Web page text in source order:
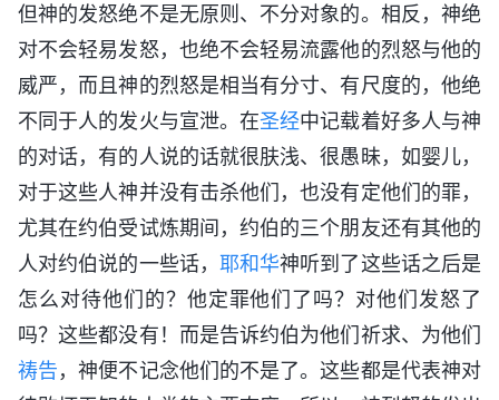
但神的发怒绝不是无原则、不分对象的。相反，神绝
对不会轻易发怒，也绝不会轻易流露他的烈怒与他的
威严，而且神的烈怒是相当有分寸、有尺度的，他绝
不同于人的发火与宣泄。在圣经中记载着好多人与神
的对话，有的人说的话就很肤浅、很愚昧，如婴儿，
对于这些人神并没有击杀他们，也没有定他们的罪，
尤其在约伯受试炼期间，约伯的三个朋友还有其他的
人对约伯说的一些话， 耶和华神听到了这些话之后是
怎么对待他们的？他定罪他们了吗？对他们发怒了
吗？这些都没有！而是告诉约伯为他们祈求、为他们
祷告，神便不记念他们的不是了。这些都是代表神对